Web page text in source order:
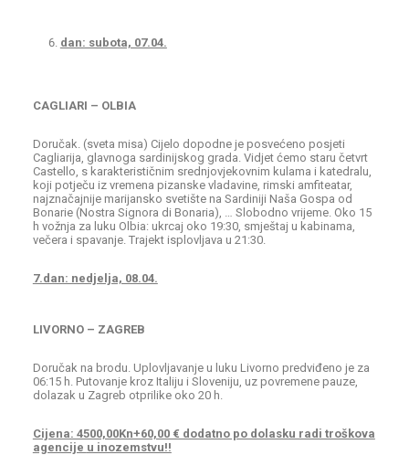
dan: subota, 07.04.
CAGLIARI – OLBIA
Doručak. (sveta misa) Cijelo dopodne je posvećeno posjeti
Cagliarija, glavnoga sardinijskog grada. Vidjet ćemo staru četvrt
Castello, s karakterističnim srednjovjekovnim kulama i katedralu,
koji potječu iz vremena pizanske vladavine, rimski amfiteatar,
najznačajnije marijansko svetište na Sardiniji Naša Gospa od
Bonarie (Nostra Signora di Bonaria), … Slobodno vrijeme. Oko 15
h vožnja za luku Olbia: ukrcaj oko 19:30, smještaj u kabinama,
večera i spavanje. Trajekt isplovljava u 21:30.
7.dan: nedjelja, 08.04.
LIVORNO – ZAGREB
Doručak na brodu. Uplovljavanje u luku Livorno predviđeno je za
06:15 h. Putovanje kroz Italiju i Sloveniju, uz povremene pauze,
dolazak u Zagreb otprilike oko 20 h.
Cijena: 4500,00Kn+60,00 € dodatno po dolasku radi troškova
agencije u inozemstvu!!